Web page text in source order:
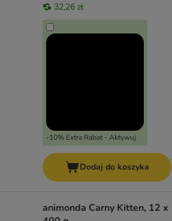
32,26 zł
-10% Extra Rabat - Aktywuj
Dodaj do koszyka
animonda Carny Kitten, 12 x